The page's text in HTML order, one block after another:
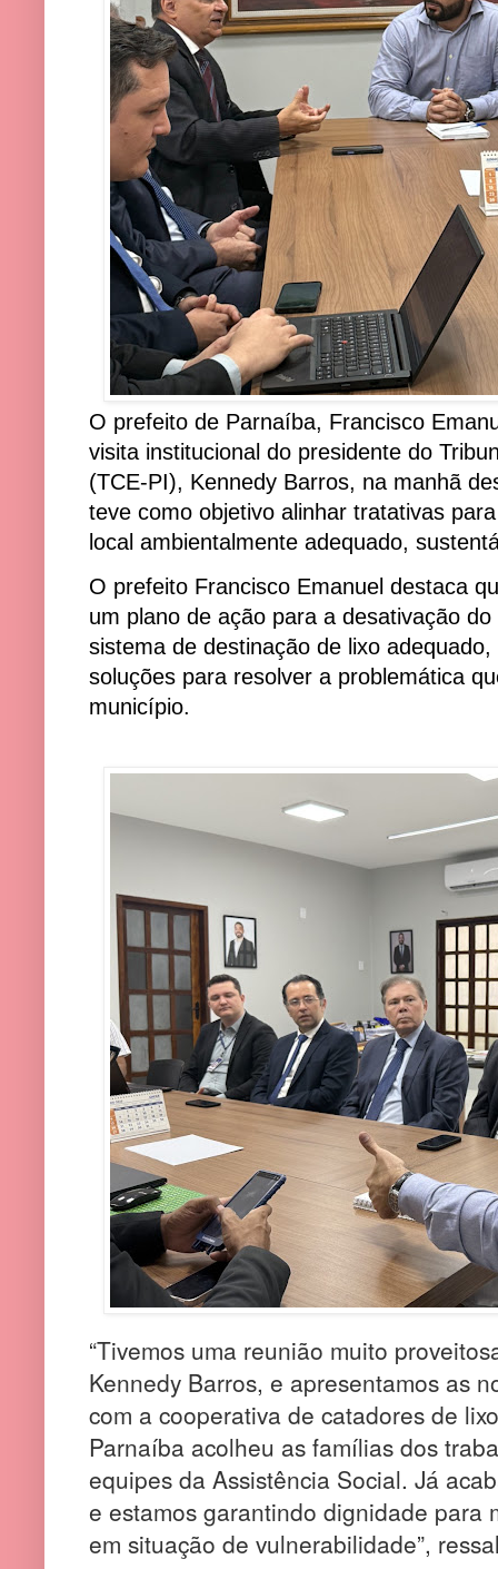
O prefeito de Parnaíba, Francisco
visita institucional do presidente do
(TCE-PI), Kennedy Barros, na manhã
teve como objetivo alinhar tratativas
local ambientalmente adequado,
O prefeito Francisco Emanuel destaca
um plano de ação para a desativação
sistema de destinação de lixo
soluções para resolver a problemática
município.
“Tivemos uma reunião muito
Kennedy Barros, e apresentamos as
com a cooperativa de catadores de
Parnaíba acolheu as famílias dos
equipes da Assistência Social. Já
e estamos garantindo dignidade para
em situação de vulnerabilidade”,